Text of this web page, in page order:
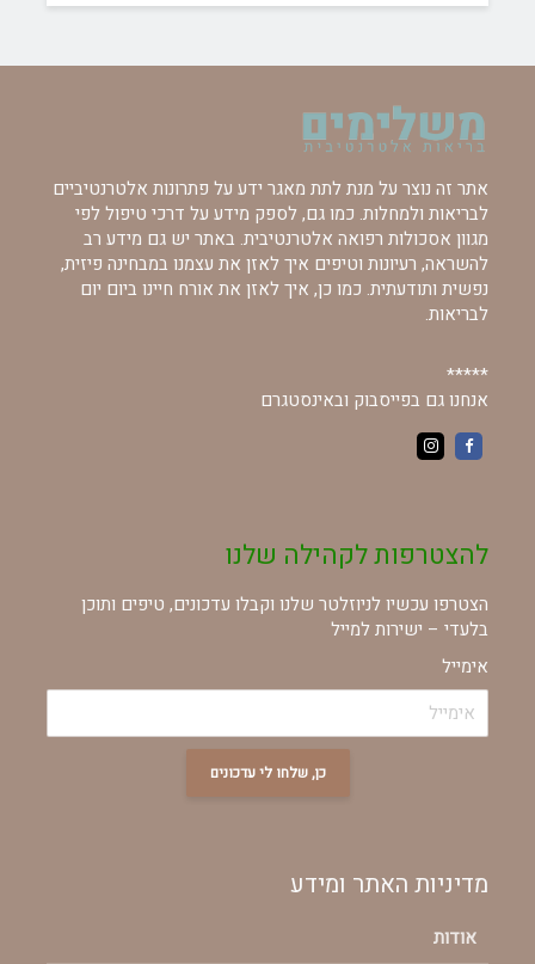
אתר זה נוצר על מנת לתת מאגר ידע על פתרונות אלטרנטיביים
לבריאות ולמחלות. כמו גם, לספק מידע על דרכי טיפול לפי
מגוון אסכולות רפואה אלטרנטיבית. באתר יש גם מידע רב
להשראה, רעיונות וטיפים איך לאזן את עצמנו במבחינה פיזית,
נפשית ותודעתית. כמו כן, איך לאזן את אורח חיינו ביום יום
לבריאות.
*****
אנחנו גם בפייסבוק ובאינסטגרם
להצטרפות לקהילה שלנו
הצטרפו עכשיו לניוזלטר שלנו וקבלו עדכונים, טיפים ותוכן
בלעדי – ישירות למייל
אימייל
כן, שלחו לי עדכונים
מדיניות האתר ומידע
אודות